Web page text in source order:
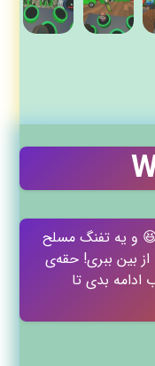
😆 و یه تفنگ مسلح
بین ببری! حقه‌ی
ادامه بدی تا